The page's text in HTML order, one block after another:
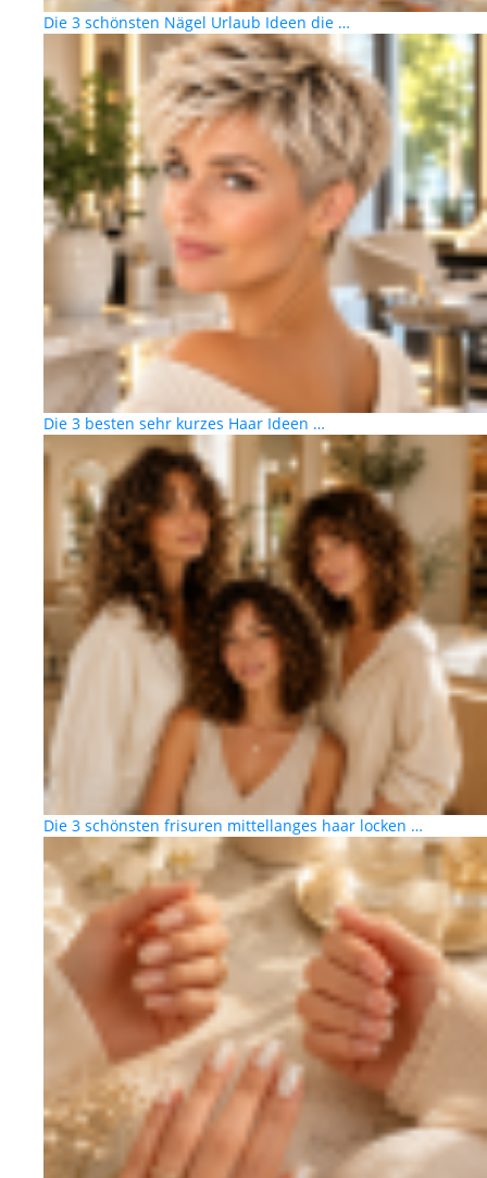
Die 3 schönsten Nägel Urlaub Ideen die …
Die 3 besten sehr kurzes Haar Ideen …
Die 3 schönsten frisuren mittellanges haar locken …